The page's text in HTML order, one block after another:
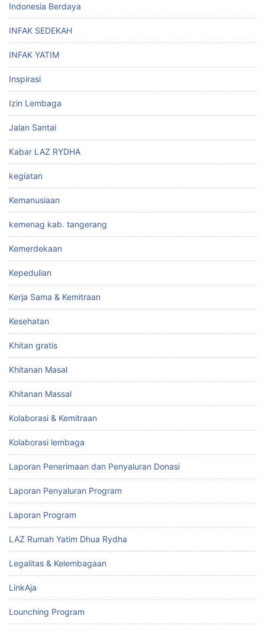
Indonesia Berdaya
INFAK SEDEKAH
INFAK YATIM
Inspirasi
Izin Lembaga
Jalan Santai
Kabar LAZ RYDHA
kegiatan
Kemanusiaan
kemenag kab. tangerang
Kemerdekaan
Kepedulian
Kerja Sama & Kemitraan
Kesehatan
Khitan gratis
Khitanan Masal
Khitanan Massal
Kolaborasi & Kemitraan
Kolaborasi lembaga
Laporan Penerimaan dan Penyaluran Donasi
Laporan Penyaluran Program
Laporan Program
LAZ Rumah Yatim Dhua Rydha
Legalitas & Kelembagaan
LinkAja
Lounching Program